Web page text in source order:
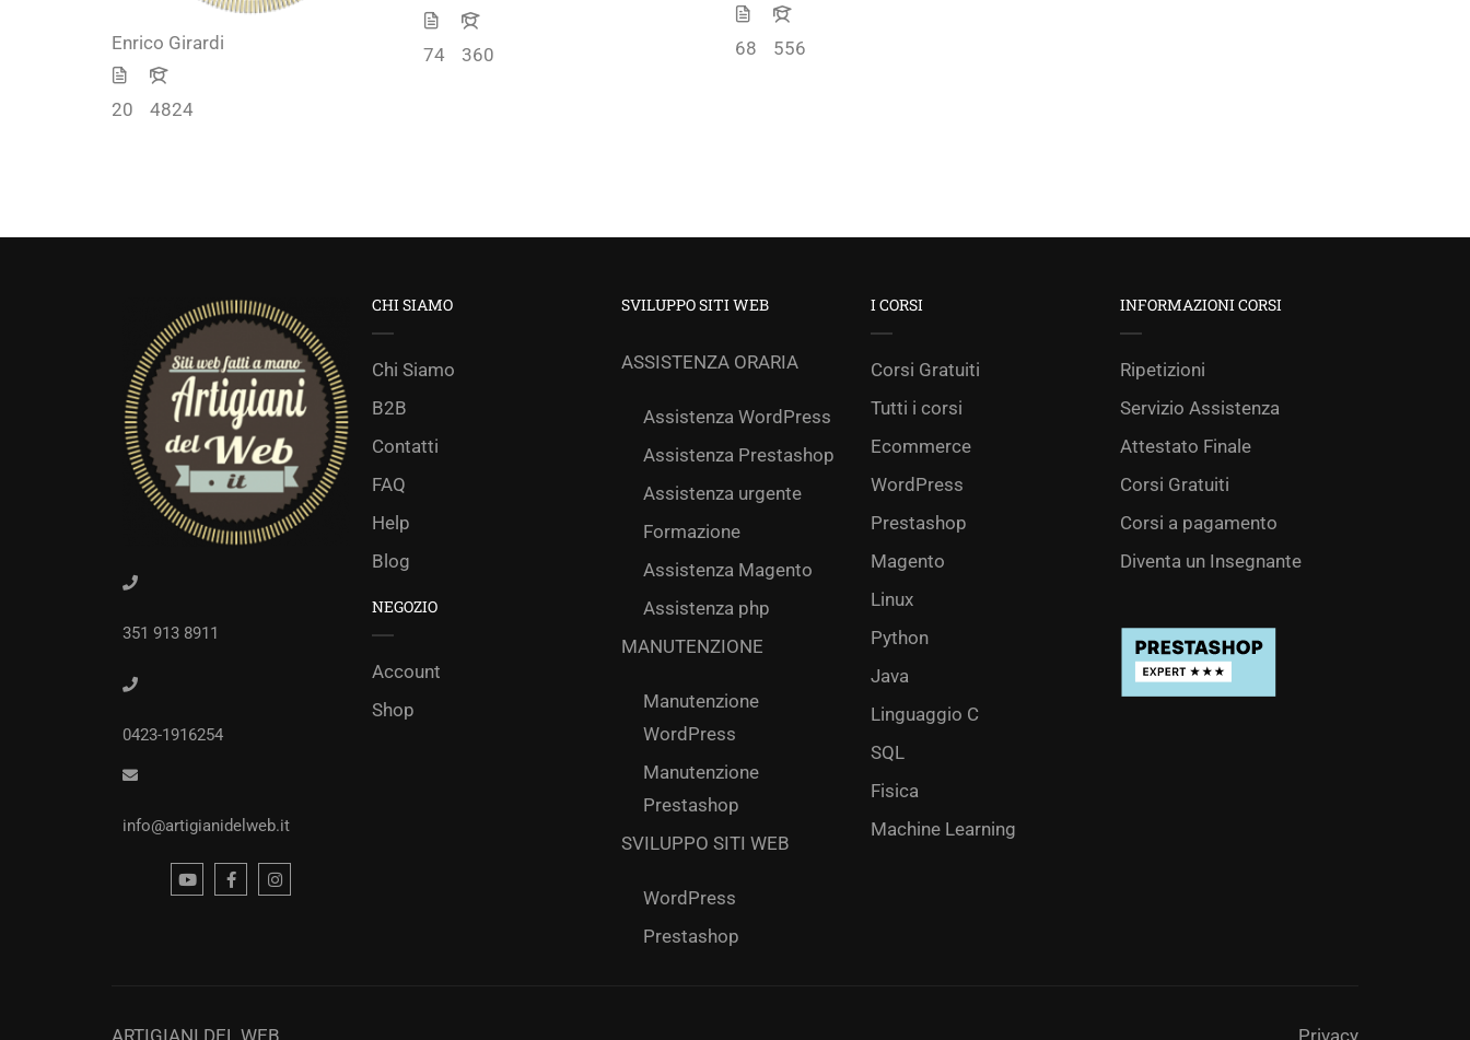
Enrico Girardi
20 4824
74 360 68 556
351 913 8911
0423-1916254
info@artigianidelweb.it
CHI SIAMO
Chi Siamo
B2B
Contatti
FAQ
Help
Blog
NEGOZIO
Account
Shop
SVILUPPO SITI WEB
ASSISTENZA ORARIA
Assistenza WordPress
Assistenza Prestashop
Assistenza urgente
Formazione
Assistenza Magento
Assistenza php
MANUTENZIONE
Manutenzione
WordPress
Manutenzione
Prestashop
SVILUPPO SITI WEB
WordPress
Prestashop
I CORSI
Corsi Gratuiti
Tutti i corsi
Ecommerce
WordPress
Prestashop
Magento
Linux
Python
Java
Linguaggio C
SQL
Fisica
Machine Learning
INFORMAZIONI CORSI
Ripetizioni
Servizio Assistenza
Attestato Finale
Corsi Gratuiti
Corsi a pagamento
Diventa un Insegnante
ARTIGIANI DEL WEB Privacy